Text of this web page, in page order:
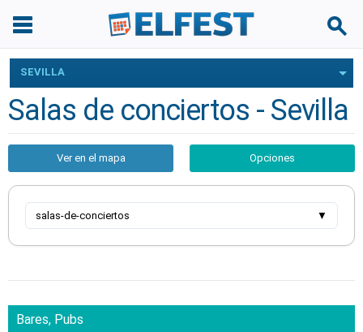
SEVILLA
Salas de conciertos - Sevilla
Ver en el mapa Opciones
salas-de-conciertos ▼
Bares, Pubs